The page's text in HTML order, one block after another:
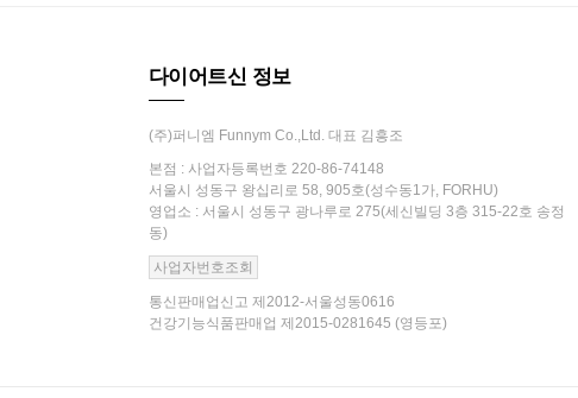
다이어트신 정보
(주)퍼니엠 Funnym Co.,Ltd. 대표 김흥조
본점 : 사업자등록번호 220-86-74148
서울시 성동구 왕십리로 58, 905호(성수동1가, FORHU)
영업소 : 서울시 성동구 광나루로 275(세신빌딩 3층 315-22호 송정
동)
사업자번호조회
통신판매업신고 제2012-서울성동0616
건강기능식품판매업 제2015-0281645 (영등포)